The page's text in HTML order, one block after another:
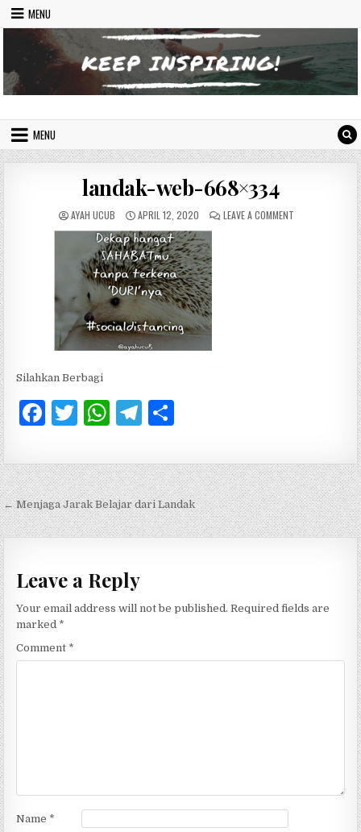
Skip to content
MENU
Indonesian Inspiring Website
MENU
landak-web-668×334
AUTHOR:
AYAH UCUB PUBLISHED DATE:
APRIL 12, 2020 LEAVE A COMMENT ON LANDAK-
Silahkan Berbagi
F
c
e
b
o
k
T
it
te
r
W
at
s
A
p
p
T
e
g
ra
m
ar
e
Post navigation
← Menjaga Jarak Belajar dari Landak
Leave a Reply
Your email address will not be published. Required fields are
marked *
Comment *
Name *